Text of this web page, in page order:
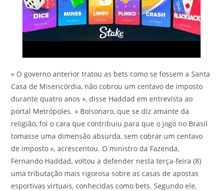
« O governo anterior tratou as bets como se fossem a Santa
Casa de Misericórdia, não cobrou um centavo de imposto
durante quatro anos », disse Haddad em entrevista ao
portal Metrópoles. « Bolsonaro, que se diz amante da
religião, foi o cara que contribuiu para que o jogo no Brasil
tomasse uma dimensão absurda, sem cobrar um centavo
de imposto », acrescentou. O ministro da Fazenda,
Fernando Haddad, voltou a defender nesta terça-feira (8)
uma tributação mais rigorosa sobre as casas de apostas
esportivas virtuais, conhecidas como bets. Segundo ele,